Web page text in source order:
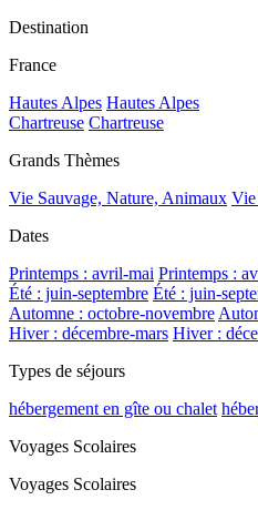
Destination
France
Hautes Alpes Hautes Alpes
Chartreuse Chartreuse
Grands Thèmes
Vie Sauvage, Nature, Animaux Vie
Dates
Printemps : avril-mai Printemps :
Été : juin-septembre Été : juin-
Automne : octobre-novembre
Hiver : décembre-mars Hiver :
Types de séjours
hébergement en gîte ou chalet
Voyages Scolaires
Voyages Scolaires